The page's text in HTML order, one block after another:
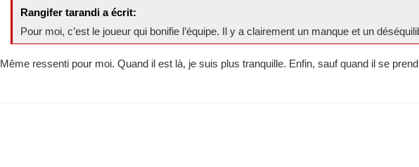
Rangifer tarandi a écrit:
Pour moi, c’est le joueur qui bonifie l’équipe. Il y a clairement un manque et un
Même ressenti pour moi. Quand il est là, je suis plus tranquille. Enfin, sauf quand il se